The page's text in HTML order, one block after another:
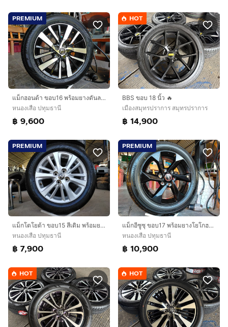
PREMIUM
แม็กฮอนด้า ขอบ16 พร้อมยางดันลอป ป้ายแดง185 60 16 ปลายปี23 มีตุ่มหน้ายางทุกเส้นใส่ jazz city ได้ทุกรุ่น
หนองเสือ ปทุมธานี
฿ 9,600
HOT
BBS ขอบ 18 นิ้ว 🔥
เมืองสมุทรปราการ สมุทรปราการ
฿ 14,900
PREMIUM
แม็กโตโยต้า ขอบ15 สีเดิม พร้อมยางบริสโตน 185 60 15 ปี23 ยางสวยทุกเส้นใส่ vios yaris
หนองเสือ ปทุมธานี
฿ 7,900
PREMIUM
แม็กอีซูซุ ขอบ17 พร้อมยางโยโกฮาม่า 215 60 17 ปี24 แม็กสวยไร้รอย ไม่คดไม่ดุ้งไม่แตกใส่ isuzu ตัวเตี้ยตั้งแต่ปี 20ขึ้นไป ถึงปัจจุบัน
หนองเสือ ปทุมธานี
฿ 10,900
HOT HOT